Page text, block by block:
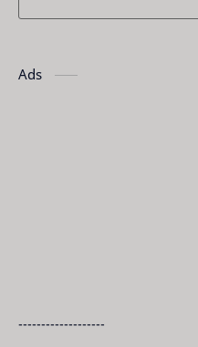
Ads
-------------------